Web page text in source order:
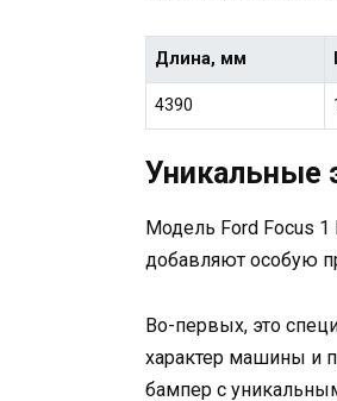
Длина, мм
4390
Уникальные
Модель Ford Focus
добавляют особую
Во-первых, это
характер машины и
бампер с